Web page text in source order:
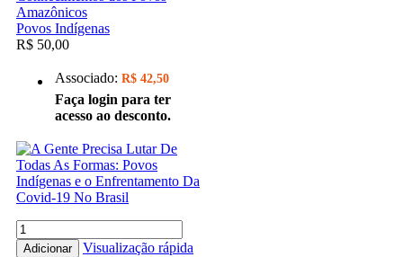
Amazônicos
Povos Indígenas
R$ 50,00
Associado: R$ 42,50
Faça login para ter
acesso ao desconto.
Adicionar
Visualização rápida